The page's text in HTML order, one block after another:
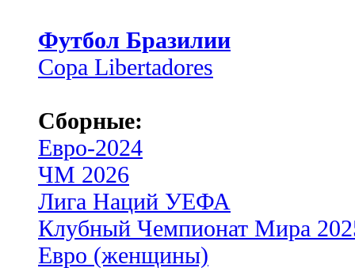
Футбол Бразилии
Copa Libertadores
Сборные:
Евро-2024
ЧМ 2026
Лига Наций УЕФА
Клубный Чемпионат Мира
Евро (женщины)